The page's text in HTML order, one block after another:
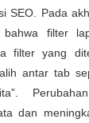
SEO. Pada
bahwa filter
filter yang
antar tab
dan